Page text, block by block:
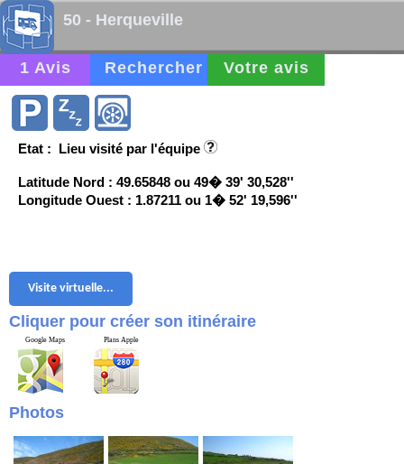
50 - Herqueville
1 Avis Rechercher Votre avis
Etat : Lieu visité par l'équipe
Latitude Nord : 49.65848 ou 49� 39' 30,528''
Longitude Ouest : 1.87211 ou 1� 52' 19,596''
Visite virtuelle...
Cliquer pour créer son itinéraire
Google Maps Plans Apple
Photos